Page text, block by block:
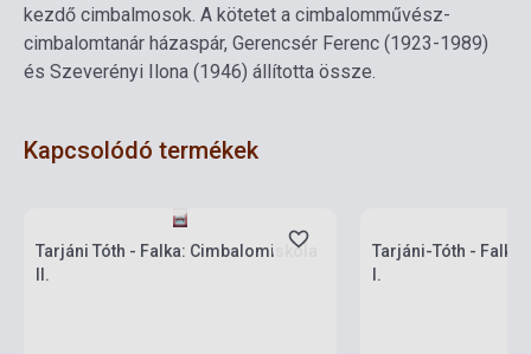
kezdő cimbalmosok. A kötetet a cimbalomművész-
cimbalomtanár házaspár, Gerencsér Ferenc (1923-1989)
és Szeverényi Ilona (1946) állította össze.
Kapcsolódó termékek
Tarjáni Tóth - Falka: Cimbalomiskola
II.
Tarjáni-Tóth -
I.